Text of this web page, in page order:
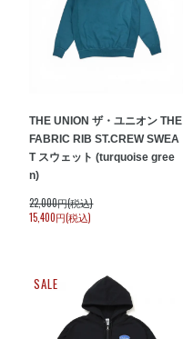
THE UNION ザ・ユニオン THE
FABRIC RIB ST.CREW SWEA
T スウェット (turquoise gree
n)
22,000円(税込)
15,400円(税込)
SALE